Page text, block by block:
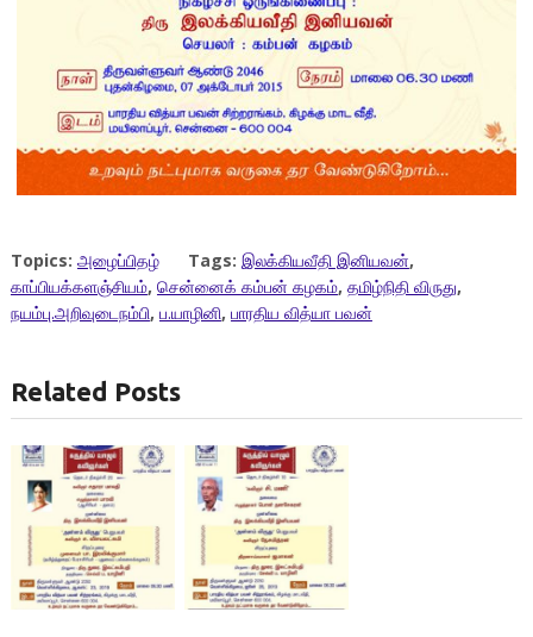
Topics: அழைப்பிதழ் Tags: இலக்கியவீதி இனியவன்,
காப்பியக்களஞ்சியம், சென்னைக் கம்பன் கழகம், தமிழ்நிதி விருது,
நயம்பு.அறிவுடைநம்பி, ப.யாழினி, பாரதிய வித்யா பவன்
Related Posts